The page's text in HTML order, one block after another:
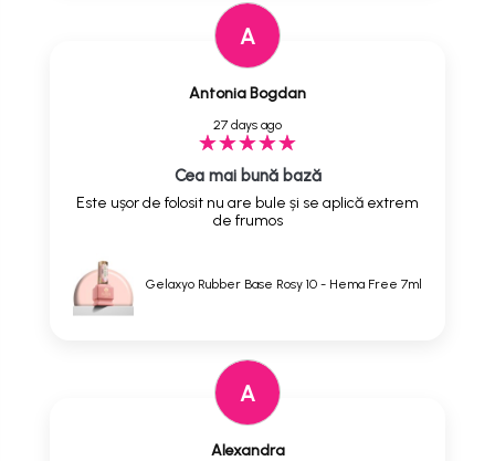
A
Antonia Bogdan
27 days ago
Cea mai bună bază
Este ușor de folosit nu are bule și se aplică extrem
de frumos
Gelaxyo Rubber Base Rosy 10 - Hema Free 7ml
A
Alexandra